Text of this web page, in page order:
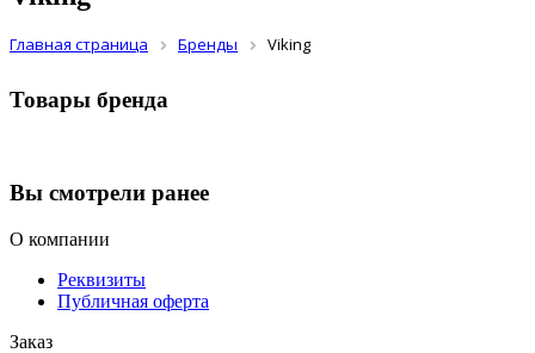
Главная страница Бренды Viking
Товары бренда
Вы смотрели ранее
О компании
Реквизиты
Публичная оферта
Заказ